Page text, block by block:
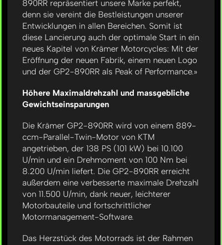
890RR repräsentiert unsere Marke perfekt,
denn sie vereint die Bestleistungen unserer
Entwicklungen in allen Bereichen. Somit ist
diese Lancierung auch der optimale Start in ein
neues Kapitel von Krämer Motorcycles: Mit der
Eröffnung der neuen Fabrik, einem neuen Logo
und der GP2-890RR als Peak of Performance.»
Höhere Maximaldrehzahl und massgebliche
Gewichtseinsparungen
Die Krämer GP2-890RR wird von einem 889-
ccm-Parallel-Twin-Motor von KTM
angetrieben, der 138 PS (101 kW) bei 10.100
U/min und ein Drehmoment von 100 Nm bei
8.200 U/min liefert. Die GP2-890RR erreicht
außerdem eine verbesserte maximale Drehzahl
von 11.500 U/min, dank neuer, leichterer
Motorbauteile und fortschrittlicher
Motormanagement-Software.
Das Herzstück des Motorrads ist der Rahmen